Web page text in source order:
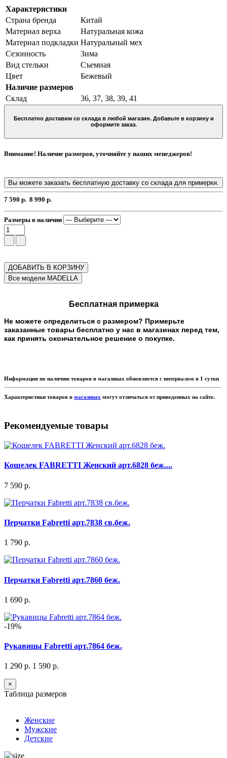
Характеристики
Страна бренда
Китай
Материал верха
Натуральная кожа
Материал подкладки Натуральный мех
Сезонность
Зима
Вид стельки
Съемная
Цвет
Бежевый
Наличие размеров
Склад
36, 37, 38, 39, 41
Бесплатно доставим со склада в любой магазин. Добавьте в корзину и
оформите заказ.
Внимание! Наличие размеров, уточняйте у наших менеджеров!
Вы можете заказать бесплатную доставку со склада для примерки.
7 590 р. 8 990 р.
Размеры в наличии
ДОБАВИТЬ В КОРЗИНУ
Бесплатная примерка
Не можете определиться с размером? Примерьте
заказанные товары бесплатно у нас в магазинах перед тем,
как принять окончательное решение о покупке.
Информация по наличию товаров в магазинах обновляется с интервалом в 1 сутки
Характеристики товаров в магазинах могут отличаться от приведенных на сайте.
Рекомендуемые товары
Кошелек FABRETTI Женский арт.6828 беж....
7 590 р.
Перчатки Fabretti арт.7838 св.беж.
1 790 р.
Перчатки Fabretti арт.7860 беж.
1 690 р.
-19%
Рукавицы Fabretti арт.7864 беж.
1 290 р. 1 590 р.
×
Таблица размеров
Женские
Мужские
Детские